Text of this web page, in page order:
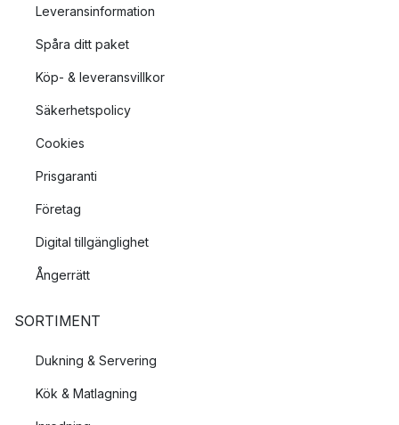
Leveransinformation
Spåra ditt paket
Köp- & leveransvillkor
Säkerhetspolicy
Cookies
Prisgaranti
Företag
Digital tillgänglighet
Ångerrätt
SORTIMENT
Dukning & Servering
Kök & Matlagning